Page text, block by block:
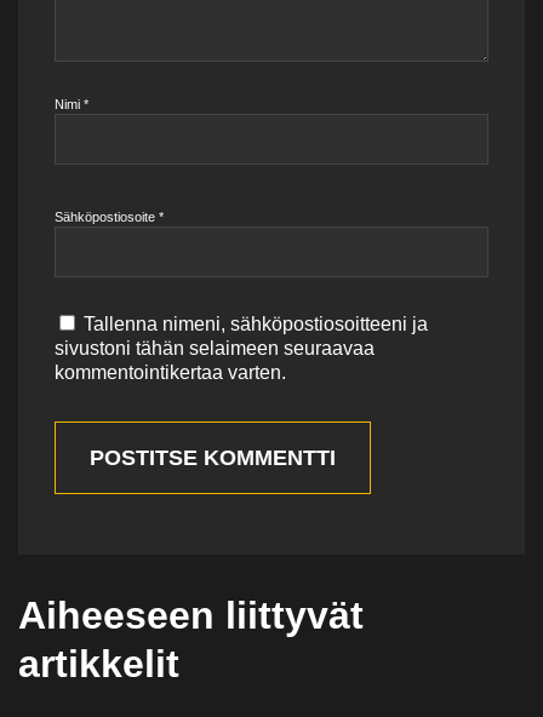
Nimi *
Sähköpostiosoite *
Tallenna nimeni, sähköpostiosoitteeni ja
sivustoni tähän selaimeen seuraavaa
kommentointikertaa varten.
POSTITSE KOMMENTTI
Aiheeseen liittyvät
artikkelit